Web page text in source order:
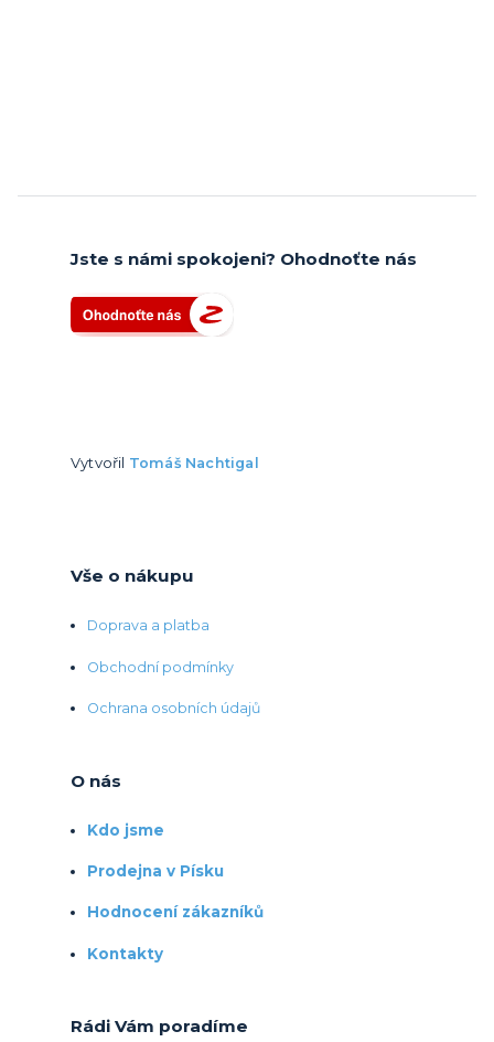
Jste s námi spokojeni? Ohodnoťte nás
Vytvořil Tomáš Nachtigal
Vše o nákupu
Doprava a platba
Obchodní podmínky
Ochrana osobních údajů
O nás
Kdo jsme
Prodejna v Písku
Hodnocení zákazníků
Kontakty
Rádi Vám poradíme